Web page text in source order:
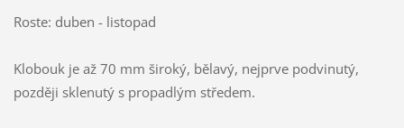
Roste: duben - listopad
Klobouk je až 70 mm široký, bělavý, nejprve podvinutý,
později sklenutý s propadlým středem.